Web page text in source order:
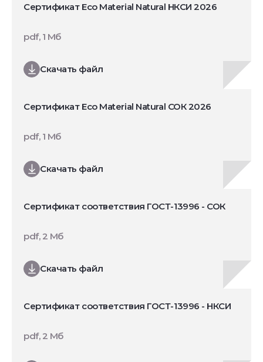
Сертификат Eco Material Natural НКСИ 2026
Скачать файл
pdf, 1 Мб
Сертификат Eco Material Natural СОК 2026
Скачать файл
pdf, 1 Мб
Сертификат соответствия ГОСТ-13996 - СОК
Скачать файл
pdf, 2 Мб
Сертификат соответствия ГОСТ-13996 - НКСИ
pdf, 2 Мб